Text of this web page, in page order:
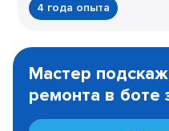
4 года опыта
1
Мастер
ремонта в боте